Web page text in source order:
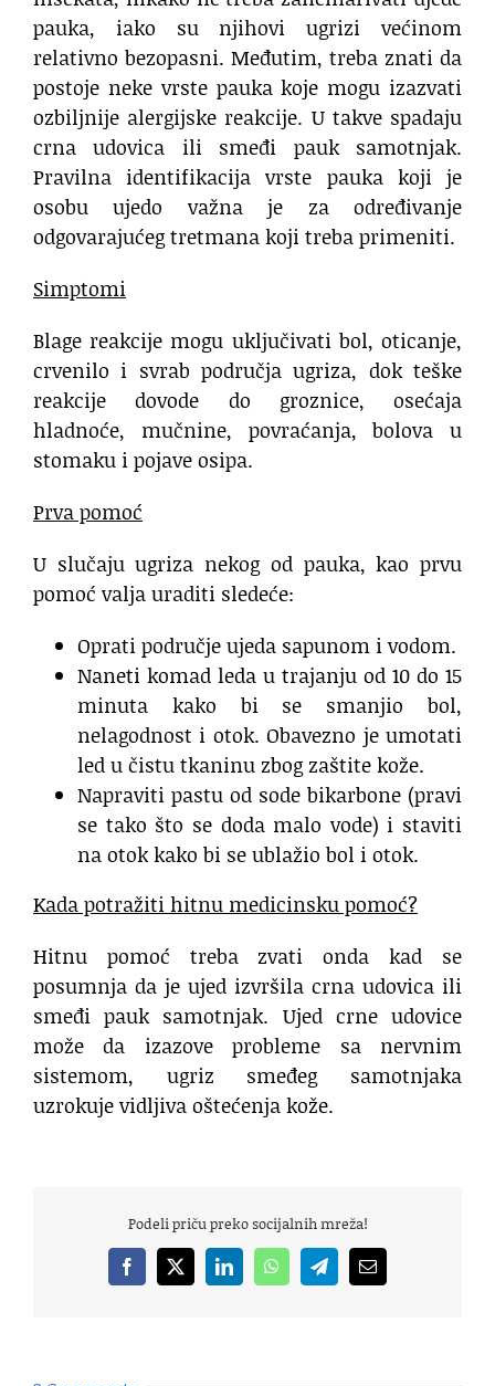
pauka, iako su njihovi ugrizi većinom
relativno bezopasni. Međutim, treba znati da
postoje neke vrste pauka koje mogu izazvati
ozbiljnije alergijske reakcije. U takve spadaju
crna udovica ili smeđi pauk samotnjak.
Pravilna identifikacija vrste pauka koji je
osobu ujedo važna je za određivanje
odgovarajućeg tretmana koji treba primeniti.
Simptomi
Blage reakcije mogu uključivati bol, oticanje,
crvenilo i svrab područja ugriza, dok teške
reakcije dovode do groznice, osećaja
hladnoće, mučnine, povraćanja, bolova u
stomaku i pojave osipa.
Prva pomoć
U slučaju ugriza nekog od pauka, kao prvu
pomoć valja uraditi sledeće:
Oprati područje ujeda sapunom i vodom.
Naneti komad leda u trajanju od 10 do 15
minuta kako bi se smanjio bol,
nelagodnost i otok. Obavezno je umotati
led u čistu tkaninu zbog zaštite kože.
Napraviti pastu od sode bikarbone (pravi
se tako što se doda malo vode) i staviti
na otok kako bi se ublažio bol i otok.
Kada potražiti hitnu medicinsku pomoć?
Hitnu pomoć treba zvati onda kad se
posumnja da je ujed izvršila crna udovica ili
smeđi pauk samotnjak. Ujed crne udovice
može da izazove probleme sa nervnim
sistemom, ugriz smeđeg samotnjaka
uzrokuje vidljiva oštećenja kože.
Podeli priču preko socijalnih mreža!
Facebook
X LinkedInWhatsAppTelegramEmail